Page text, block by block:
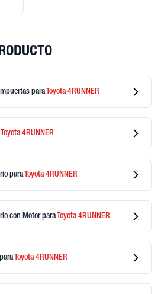
paraToyota4RUNNER
Toyota4RUNNER
paraToyota4RUNNER
con MotorparaToyota4RUNNER
paraToyota4RUNNER